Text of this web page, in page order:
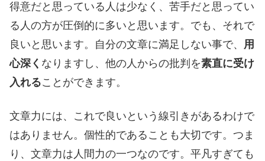
得意だと思っている人は少なく、苦手だと思ってい
る人の方が圧倒的に多いと思います。でも、それで
良いと思います。自分の文章に満足しない事で、 用
心深く なりますし、他の人からの批判を素直に受け
入れることができます。
文章力には、これで良いという線引きがあるわけで
はありません。個性的であることも大切です。つま
り、文章力は人間力の一つなのです。平凡すぎても